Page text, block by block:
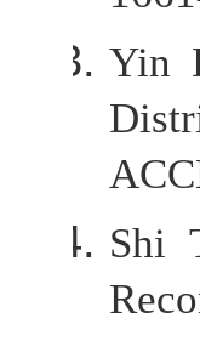
Yin
Shi